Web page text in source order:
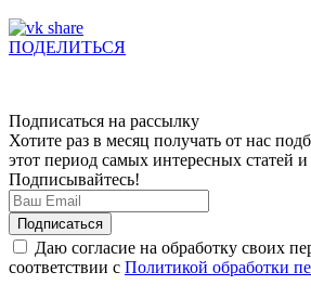
ПОДЕЛИТЬСЯ
Подписаться на рассылку
Хотите раз в месяц получать от нас
этот период самых интересных статей и
Подписывайтесь!
Даю согласие на обработку своих
соответствии с Политикой обработки